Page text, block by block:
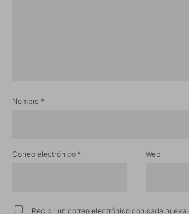
Nombre *
Correo electrónico * Web
Recibir un correo electrónico con cada nueva